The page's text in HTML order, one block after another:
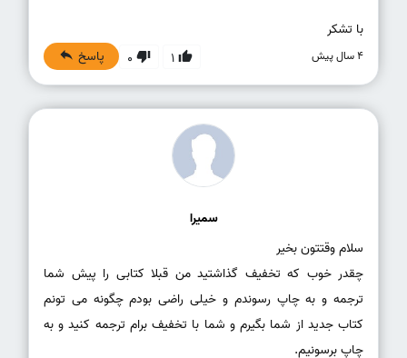
با تشکر
4 سال پیش 1
0 پاسخ
سمیرا
چقدر خوب که تخفیف گذاشتید من قبلا کتابی را پیش شما
ترجمه و به چاپ رسوندم و خیلی راضی بودم چگونه می تونم
کتاب جدید از شما بگیرم و شما با تخفیف برام ترجمه کنید و به